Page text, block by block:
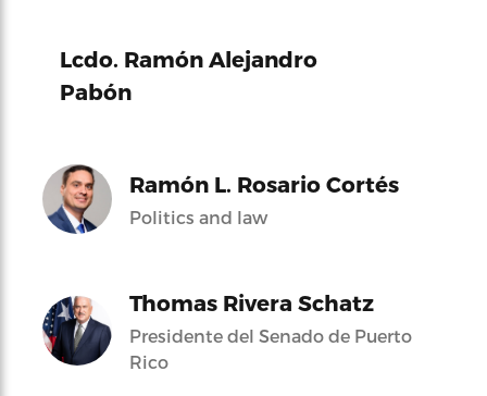
Lcdo. Ramón Alejandro
Pabón
Ramón L. Rosario Cortés
Politics and law
Thomas Rivera Schatz
Presidente del Senado de Puerto
Rico